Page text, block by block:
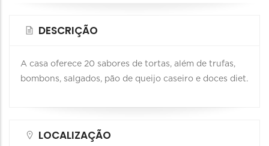
DESCRIÇÃO
A casa oferece 20 sabores de tortas, além de trufas,
bombons, salgados, pão de queijo caseiro e doces diet.
LOCALIZAÇÃO